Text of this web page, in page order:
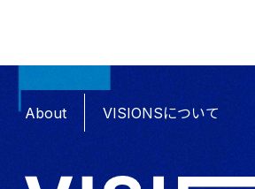
About VISIONSについて